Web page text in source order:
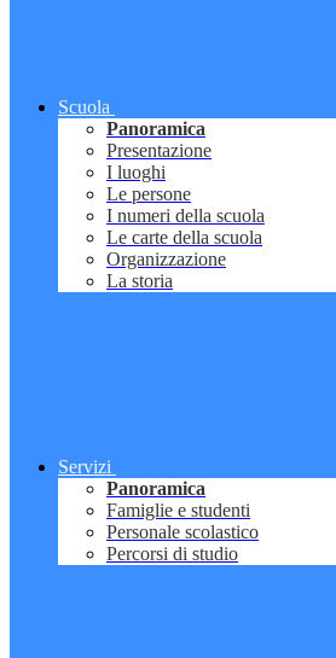
Scuola
Panoramica
Presentazione
I luoghi
Le persone
I numeri della scuola
Le carte della scuola
Organizzazione
La storia
Servizi
Panoramica
Famiglie e studenti
Personale scolastico
Percorsi di studio